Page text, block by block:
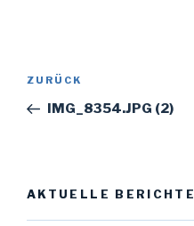
Beitragsnavigation
Vorheriger
Beitrag
ZURÜCK
IMG_8354.JPG (2)
AKTUELLE BERICHTE